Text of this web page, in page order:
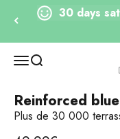
Go to content30 days
Open navigation
Open research
Reinforced
Plus de 30 000